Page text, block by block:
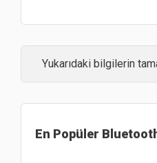
Yukarıdaki bilgilerin
En Popüler